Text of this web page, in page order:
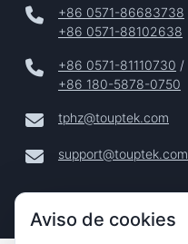
+86 0571-86683738
+86 0571-88102638
+86 0571-81110730 /
+86 180-5878-0750
tphz@touptek.com
support@touptek.com
Aviso de cookies